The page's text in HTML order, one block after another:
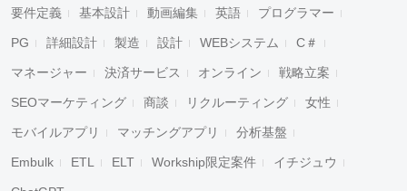
要件定義 基本設計 動画編集 英語 プログラマー
PG 詳細設計 製造 設計 WEBシステム C＃
マネージャー 決済サービス オンライン 戦略立案
SEOマーケティング 商談 リクルーティング 女性
モバイルアプリ マッチングアプリ 分析基盤
Embulk ETL ELT Workship限定案件 イチジュウ